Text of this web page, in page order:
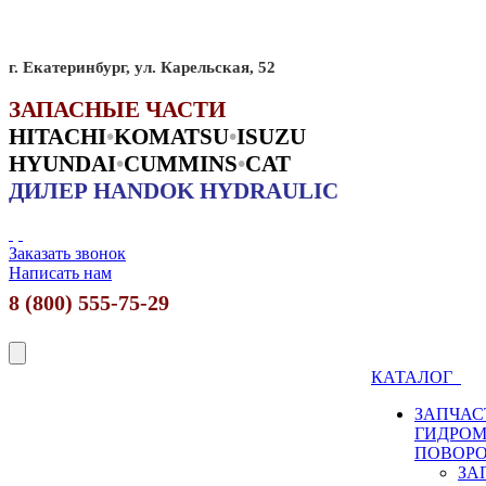
г. Екатеринбург, ул. Карельская, 52
ЗАПАСНЫЕ ЧАСТИ
HITACHI•KOMATSU•ISUZU
HYUNDAI•CUMMINS•CAT
ДИЛЕР HANDOK HYDRAULIC
Заказать звонок
Написать нам
8 (800) 555-75-29
КАТАЛОГ